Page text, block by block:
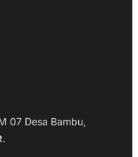
07 Desa Bambu,